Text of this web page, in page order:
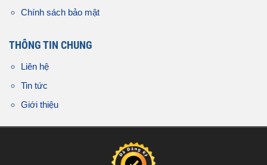
Chính sách bảo mật
THÔNG TIN CHUNG
Liên hệ
Tin tức
Giới thiệu